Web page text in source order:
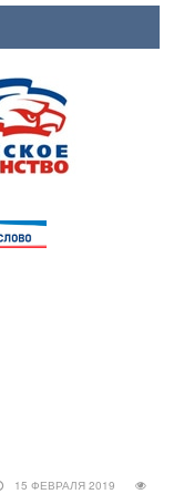
15 ФЕВРАЛЯ 2019